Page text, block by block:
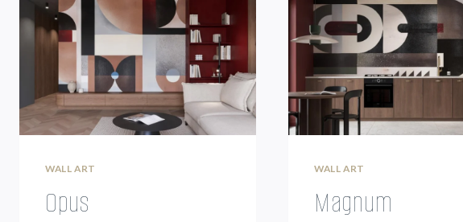
WALL ART
Opus
WALL ART
Magnum